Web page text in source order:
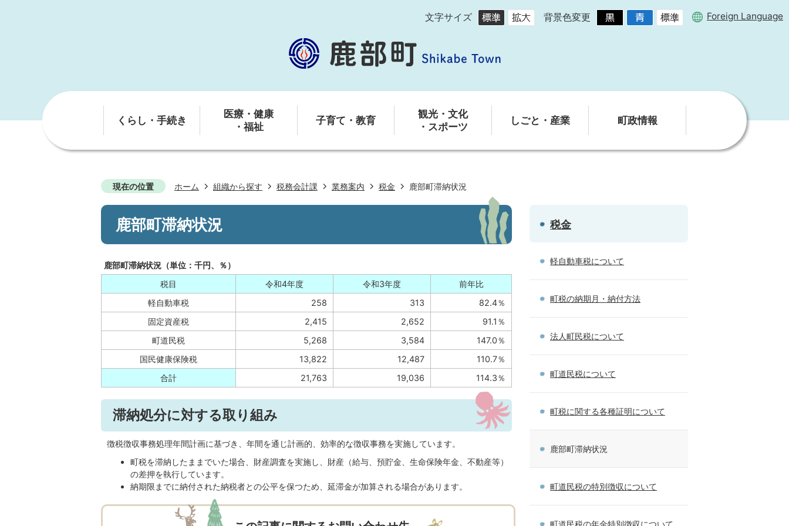
文字サイズ 背景色変更 Foreign Language
くらし・手続き
医療・健康
・福祉
子育て・教育
観光・文化
・スポーツ
しごと・産業 町政情報
現在の位置 ホーム 組織から探す 税務会計課 業務案内 税金 鹿部町滞納状況
鹿部町滞納状況
鹿部町滞納状況（単位：千円、％）
税目
令和4年度 令和3年度
前年比
軽自動車税
258 313
82.4％
固定資産税
2,415 2,652
91.1％
町道民税
5,268 3,584
147.0％
国民健康保険税
13,822 12,487
110.7％
合計
21,763 19,036 114.3％
滞納処分に対する取り組み
徴税徴収事務処理年間計画に基づき、年間を通じ計画的、効率的な徴収事務を実施しています。
町税を滞納したままでいた場合、財産調査を実施し、財産（給与、預貯金、生命保険年金、不動産等）
の差押を執行しています。
納期限までに納付された納税者との公平を保つため、延滞金が加算される場合があります。
税金
軽自動車税について
町税の納期月・納付方法
法人町民税について
町道民税について
町税に関する各種証明について
鹿部町滞納状況
町道民税の特別徴収について
町道民税の年金特別徴収について